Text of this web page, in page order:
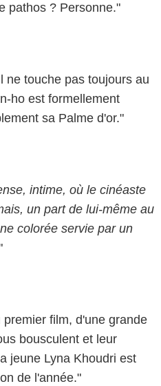
pathos ? Personne."
ne touche pas toujours au
ho est formellement
sa Palme d'or."
intime, où le cinéaste
un part de lui-même au
colorée servie par un
film, d'une grande
bousculent et leur
jeune Lyna Khoudri est
de l'année."